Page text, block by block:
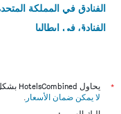
الفنادق في المملكة
الفنادق في إيطاليا
*
يحاول HotelsCombined بشكل دائم الحصول على الأسعار الدقيقة، ولكن
لا يمكن ضمان الأسعار .